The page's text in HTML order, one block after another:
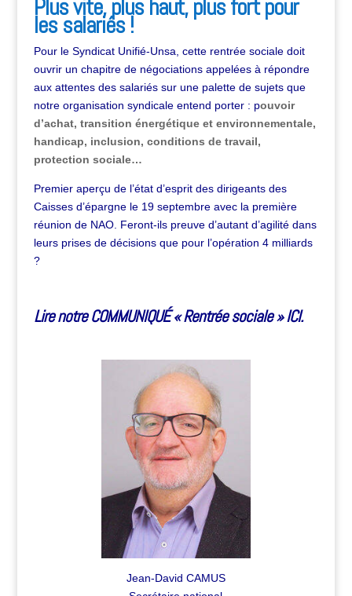
Plus vite, plus haut, plus fort pour
les salariés !
Pour le Syndicat Unifié-Unsa, cette rentrée sociale doit
ouvrir un chapitre de négociations appelées à répondre
aux attentes des salariés sur une palette de sujets que
notre organisation syndicale entend porter : pouvoir
d’achat, transition énergétique et environnementale,
handicap, inclusion, conditions de travail,
protection sociale…
Premier aperçu de l’état d’esprit des dirigeants des
Caisses d’épargne le 19 septembre avec la première
réunion de NAO. Feront-ils preuve d’autant d’agilité dans
leurs prises de décisions que pour l’opération 4 milliards
?
Lire notre COMMUNIQUÉ « Rentrée sociale » ICI.
Jean-David CAMUS